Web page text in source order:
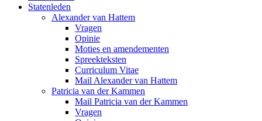
Statenleden
Alexander van Hattem
Vragen
Opinie
Moties en amendementen
Spreekteksten
Curriculum Vitae
Mail Alexander van Hattem
Patricia van der Kammen
Mail Patricia van der Kammen
Vragen